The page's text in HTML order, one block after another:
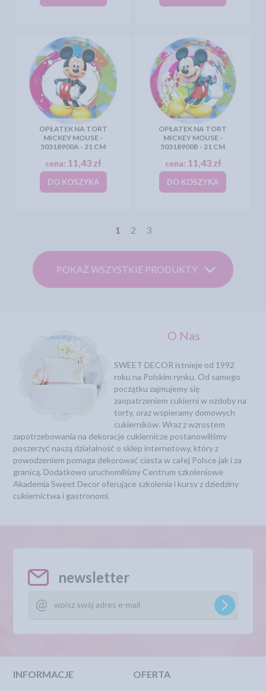
OPŁATEK NA TORT
MICKEY MOUSE -
50318900A - 21 CM
cena: 11,43 zł
DO KOSZYKA
OPŁATEK NA TORT
MICKEY MOUSE -
50318900B - 21 CM
cena: 11,43 zł
DO KOSZYKA
1 2 3
POKAŻ WSZYSTKIE PRODUKTY
O Nas
SWEET DECOR istnieje od 1992
roku na Polskim rynku. Od samego
początku zajmujemy się
zaopatrzeniem cukierni w ozdoby na
torty, oraz wspieramy domowych
cukierników. Wraz z wzrostem
zapotrzebowania na dekoracje cukiernicze postanowiliśmy
poszerzyć naszą działalność o sklep internetowy, który z
powodzeniem pomaga dekorować ciasta w całej Polsce jak i za
granicą. Dodatkowo uruchomiliśmy Centrum szkoleniowe
Akademia Sweet Decor oferujące szkolenia i kursy z dziedziny
cukiernictwa i gastronomi.
newsletter
INFORMACJE OFERTA